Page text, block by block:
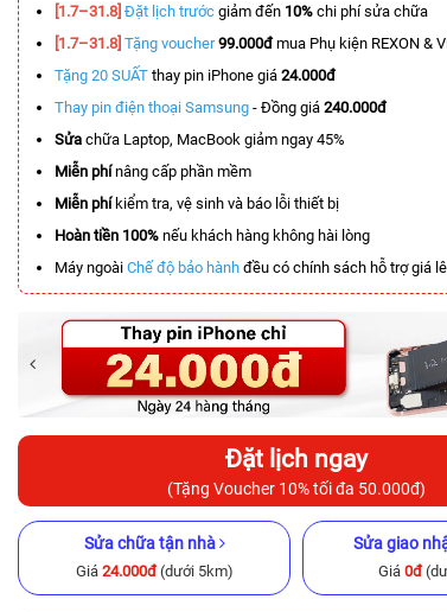
-3.900.000đ -6.000.000đ
[1.7–31.8] Đặt lịch trước giảm đến 10% chi phí sửa chữa
[1.7–31.8] Tặng voucher 99.000đmua Phụ kiện REXON &
Tặng 20 SUẤT thay pin iPhone giá 24.000đ
Thay pin điện thoại Samsung - Đồng giá 240.000đ
Sửa chữa Laptop, MacBook giảm ngay 45%
Miễn phínâng cấp phần mềm
Miễn phíkiểm tra, vệ sinh và báo lỗi thiết bị
Hoàn tiền 100% nếu khách hàng không hài lòng
Máy ngoài Chế độ bảo hành đều có chính sách hỗ trợ giá
Đặt lịch ngay
(Tặng Voucher 10% tối đa 50.000đ)
Sửa chữa tận nhà
Giá 24.000đ(dưới 5km)
Sửa giao
Giá 0đ